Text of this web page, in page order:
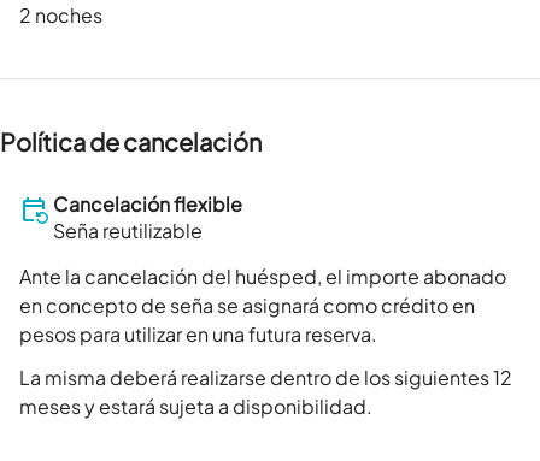
2 noches
Política de cancelación
Cancelación flexible
Seña reutilizable
Ante la cancelación del huésped, el importe abonado
en concepto de seña se asignará como crédito en
pesos para utilizar en una futura reserva.
La misma deberá realizarse dentro de los siguientes 12
meses y estará sujeta a disponibilidad.